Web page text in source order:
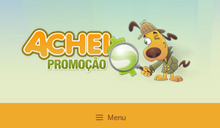
conteúdo
Menu